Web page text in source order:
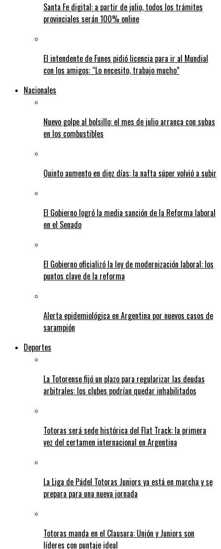
Santa Fe digital: a partir de julio, todos los trámites
provinciales serán 100% online
El intendente de Funes pidió licencia para ir al Mundial
con los amigos: “Lo necesito, trabajo mucho”
Nacionales
Nuevo golpe al bolsillo: el mes de julio arranca con subas
en los combustibles
Quinto aumento en diez días: la nafta súper volvió a subir
El Gobierno logró la media sanción de la Reforma laboral
en el Senado
El Gobierno oficializó la ley de modernización laboral: los
puntos clave de la reforma
Alerta epidemiológica en Argentina por nuevos casos de
sarampión
Deportes
La Totorense fijó un plazo para regularizar las deudas
arbitrales: los clubes podrían quedar inhabilitados
Totoras será sede histórica del Flat Track: la primera
vez del certamen internacional en Argentina
La Liga de Pádel Totoras Juniors ya está en marcha y se
prepara para una nueva jornada
Totoras manda en el Clausura: Unión y Juniors son
líderes con puntaje ideal